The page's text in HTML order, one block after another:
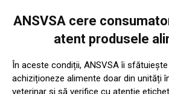
ANSVSA cere
atent produsele
În aceste condiții, ANSVSA îi
achiziționeze alimente doar din unități
veterinar și să verifice cu atenție